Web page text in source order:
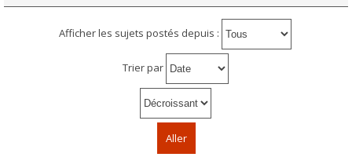
Afficher les sujets postés depuis :
Trier par